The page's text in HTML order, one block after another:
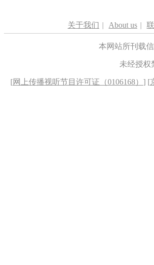
关于我们 | About us |
本网站所刊载
未经授权
[网上传播视听节目许可证（0106168） ] [